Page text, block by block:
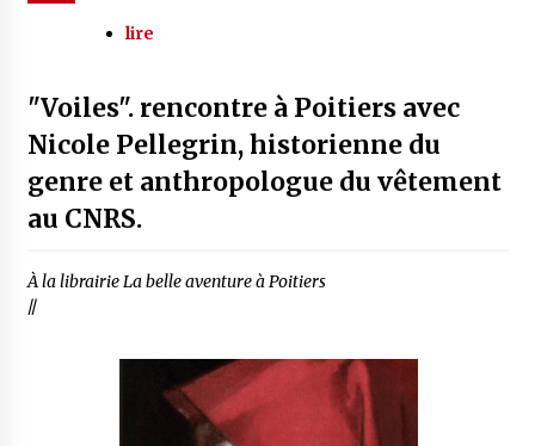
lire
"Voiles". rencontre à Poitiers avec
Nicole Pellegrin, historienne du
genre et anthropologue du vêtement
au CNRS.
À la librairie La belle aventure à Poitiers
//